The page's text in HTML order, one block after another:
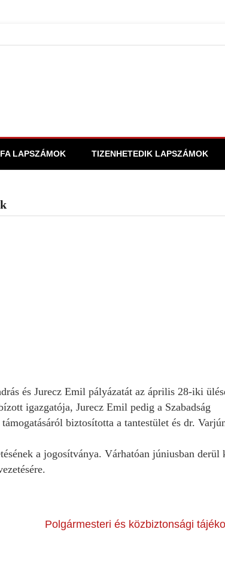
LAPSZÁMOK TIZENHETEDIK LAPSZÁMOK
és Jurecz Emil pályázatát az április 28-iki
igazgatója, Jurecz Emil pedig a Szabadság
biztosította a tantestület és dr.
a jogosítványa. Várhatóan júniusban derül
Polgármesteri és közbiztonsági